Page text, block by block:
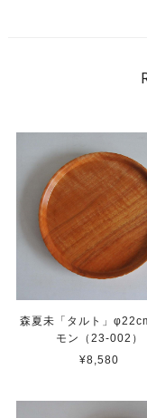
森夏未「タルト」
モン（23-002）
¥8,580